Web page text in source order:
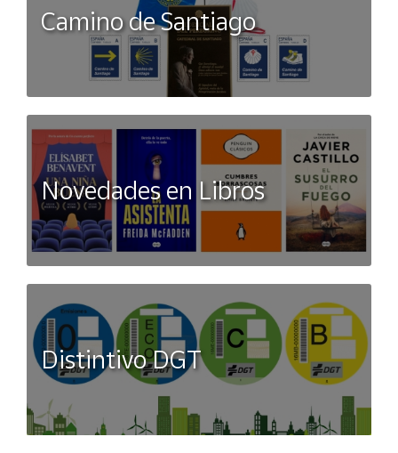
Camino de Santiago
Novedades en Libros
Distintivo DGT